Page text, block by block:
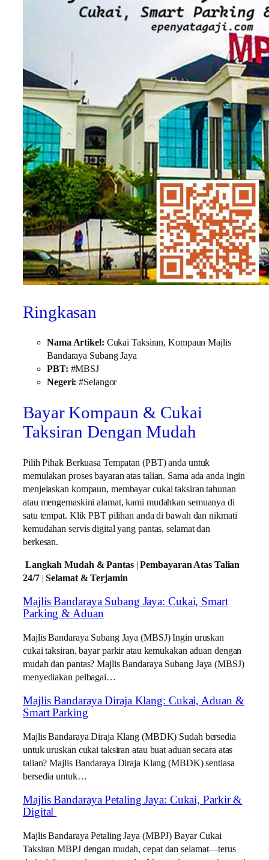
Ringkasan
Nama Artikel: Cukai Taksiran, Kompaun Majlis
Bandaraya Subang Jaya
PBT: #MBSJ
Negeri: #Selangor
Bayar Kompaun & Cukai
Taksiran Dengan Mudah
Pilih Pihak Berkuasa Tempatan (PBT) anda untuk
memulakan proses bayaran atas talian. Sama ada anda ingin
menjelaskan kompaun, membayar cukai taksiran tahunan
atau mengemaskini alamat, kami mudahkan semuanya di
satu tempat. Klik PBT pilihan anda di bawah dan nikmati
kemudahan servis digital yang pantas, selamat dan
berkesan.
Langkah Mudah & Pantas|Pembayaran Atas Talian
24/7|Selamat & Terjamin
Majlis Bandaraya Subang Jaya: Cukai, Smart
Parking & Aduan
Majlis Bandaraya Subang Jaya (MBSJ) Ingin uruskan
cukai taksiran, bayar parkir atau kemukakan aduan dengan
mudah dan pantas? Majlis Bandaraya Subang Jaya (MBSJ)
menyediakan pelbagai…
Majlis Bandaraya Diraja Klang: Cukai, Aduan &
Smart Parking
Majlis Bandaraya Diraja Klang (MBDK) Sudah bersedia
untuk uruskan cukai taksiran atau buat aduan secara atas
talian? Majlis Bandaraya Diraja Klang (MBDK) sentiasa
bersedia untuk…
Majlis Bandaraya Petaling Jaya: Cukai, Parkir &
Digital
Majlis Bandaraya Petaling Jaya (MBPJ) Bayar Cukai
Taksiran MBPJ dengan mudah, cepat dan selamat—terus